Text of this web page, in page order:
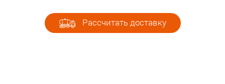
Рассчитать доставку